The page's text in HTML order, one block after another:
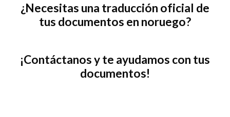
¿Necesitas una traducción oficial de
tus documentos en noruego?
¡Contáctanos y te ayudamos con tus
documentos!